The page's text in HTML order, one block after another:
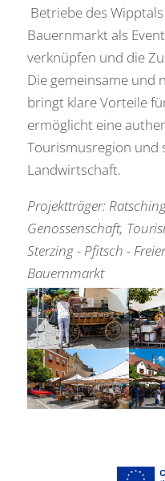
Betriebe des
Bauernmarkt als
verknüpfen und die
Die gemeinsame und
bringt klare Vorteile
ermöglicht eine
Tourismusregion und
Landwirtschaft.
Projektträger:
Genossenschaft,
Sterzing - Pfitsch -
Bauernmarkt